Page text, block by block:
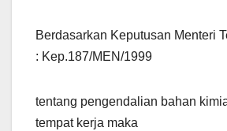
Berdasarkan Keputusan Menteri
: Kep.187/MEN/1999
tentang pengendalian bahan
tempat kerja maka